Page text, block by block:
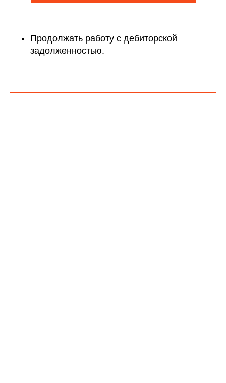
Продолжать работу с дебиторской
задолженностью.